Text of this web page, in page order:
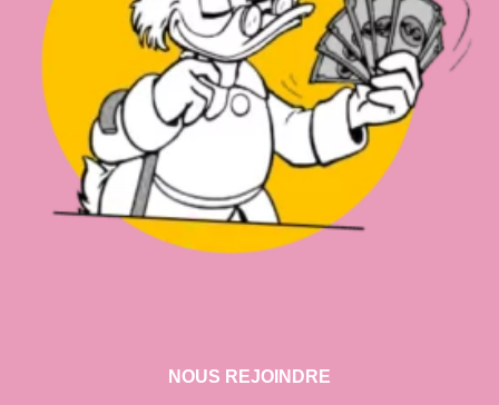
NOUS REJOINDRE